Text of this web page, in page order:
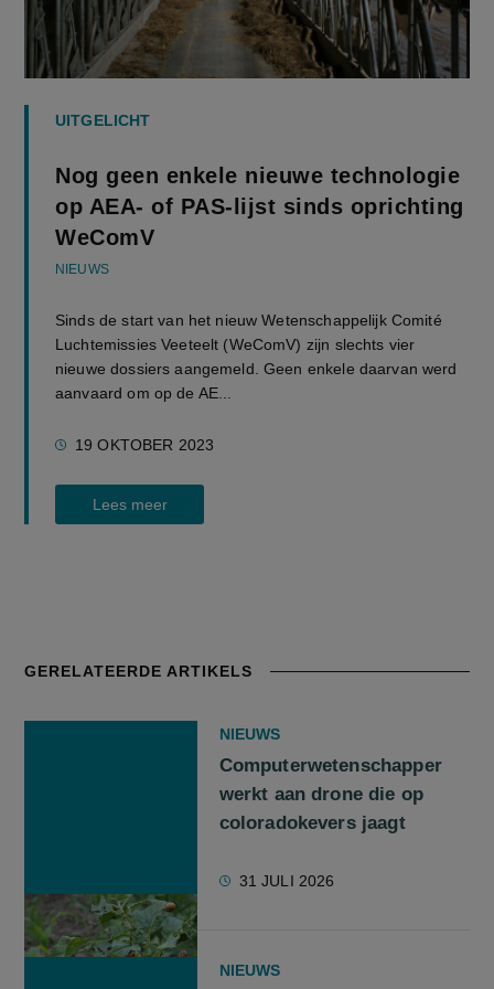
UITGELICHT
Nog geen enkele nieuwe technologie
op AEA- of PAS-lijst sinds oprichting
WeComV
NIEUWS
Sinds de start van het nieuw Wetenschappelijk Comité
Luchtemissies Veeteelt (WeComV) zijn slechts vier
nieuwe dossiers aangemeld. Geen enkele daarvan werd
aanvaard om op de AE...
19 OKTOBER 2023
Lees meer
GERELATEERDE ARTIKELS
NIEUWS
Computerwetenschapper
werkt aan drone die op
coloradokevers jaagt
31 JULI 2026
NIEUWS